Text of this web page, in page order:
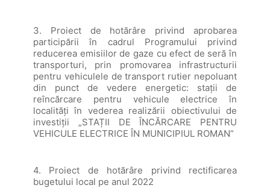
3. Proiect de hotărâre privind aprobarea
participării în cadrul Programului privind
reducerea emisiilor de gaze cu efect de seră în
transporturi, prin promovarea infrastructurii
pentru vehiculele de transport rutier nepoluant
din punct de vedere energetic: staţii de
reîncărcare pentru vehicule electrice în
localităţi în vederea realizării obiectivului de
investiții „STAȚII DE ÎNCĂRCARE PENTRU
VEHICULE ELECTRICE ÎN MUNICIPIUL ROMAN”
4. Proiect de hotărâre privind rectificarea
bugetului local pe anul 2022